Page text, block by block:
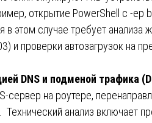
открытие PowerShell с -ep
этом случае требует анализа
и проверки автозагрузок на
DNS и подменой трафика
сервер на роутере,
анализ включает